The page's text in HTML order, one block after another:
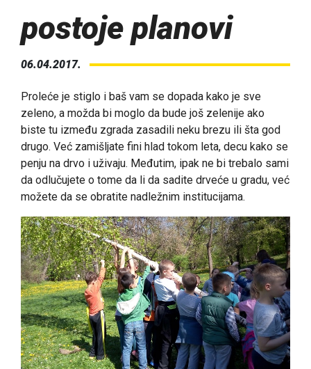
postoje planovi
06.04.2017.
Proleće je stiglo i baš vam se dopada kako je sve
zeleno, a možda bi moglo da bude još zelenije ako
biste tu između zgrada zasadili neku brezu ili šta god
drugo. Već zamišljate fini hlad tokom leta, decu kako se
penju na drvo i uživaju. Međutim, ipak ne bi trebalo sami
da odlučujete o tome da li da sadite drveće u gradu, već
možete da se obratite nadležnim institucijama.